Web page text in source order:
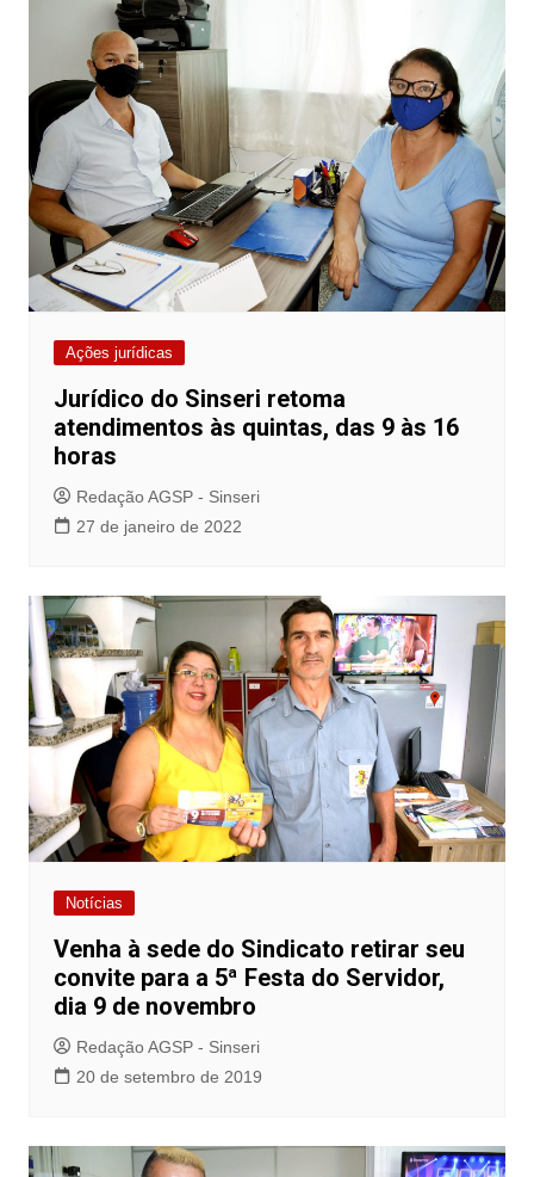
Ações jurídicas
Jurídico do Sinseri retoma
atendimentos às quintas, das 9 às 16
horas
Redação AGSP - Sinseri
27 de janeiro de 2022
Notícias
Venha à sede do Sindicato retirar seu
convite para a 5ª Festa do Servidor,
dia 9 de novembro
Redação AGSP - Sinseri
20 de setembro de 2019